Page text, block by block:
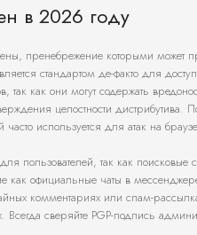
в 2026 году
пренебрежение которыми может
стандартом де-факто для
так как они могут содержать
целостности дистрибутива.
используется для атак на
пользователей, так как
как официальные чаты в
комментариях или спам-
сверяйте PGP-подпись